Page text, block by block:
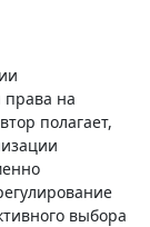
права на
полагает,
выбора